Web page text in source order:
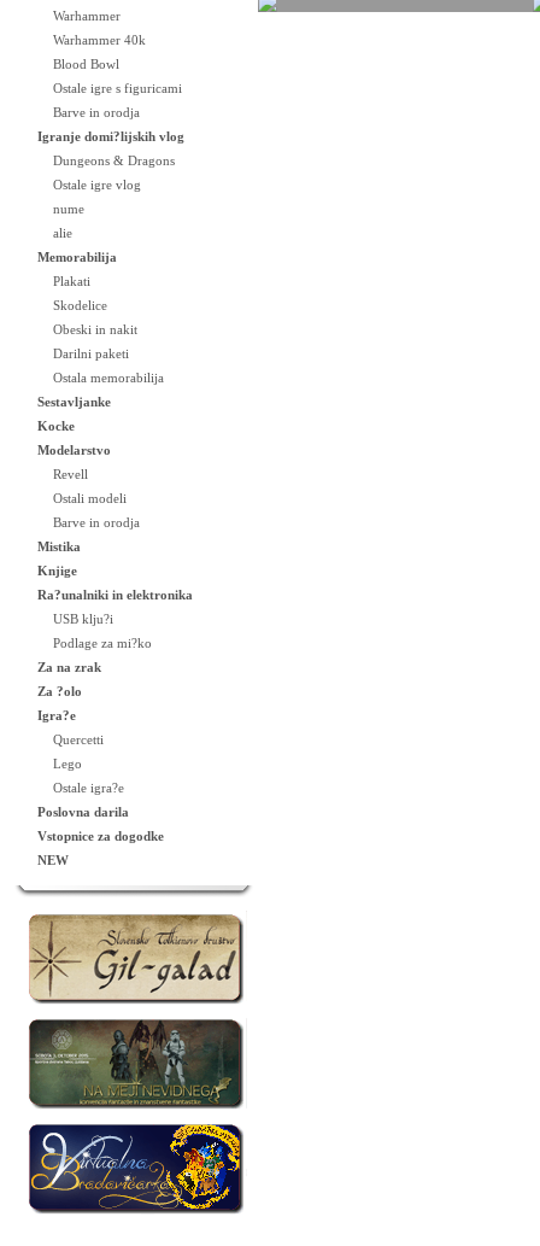
Warhammer
Warhammer 40k
Blood Bowl
Ostale igre s figuricami
Barve in orodja
Igranje domi?lijskih vlog
Dungeons & Dragons
Ostale igre vlog
nume
alie
Memorabilija
Plakati
Skodelice
Obeski in nakit
Darilni paketi
Ostala memorabilija
Sestavljanke
Kocke
Modelarstvo
Revell
Ostali modeli
Barve in orodja
Mistika
Knjige
Ra?unalniki in elektronika
USB klju?i
Podlage za mi?ko
Za na zrak
Za ?olo
Igra?e
Quercetti
Lego
Ostale igra?e
Poslovna darila
Vstopnice za dogodke
NEW